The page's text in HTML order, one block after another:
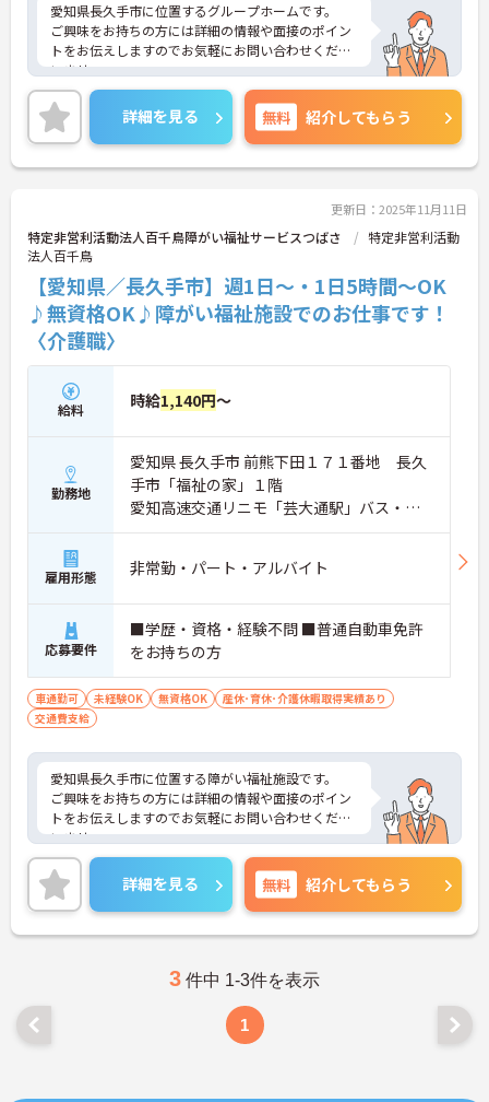
愛知県長久手市に位置するグループホームです。
ご興味をお持ちの方には詳細の情報や面接のポイン
トをお伝えしますのでお気軽にお問い合わせくださ
いませ。
詳細を見る 無料 紹介してもらう
更新日：2025年11月11日
特定非営利活動法人百千鳥障がい福祉サービスつばさ
特定非営利活動
法人百千鳥
【愛知県／長久手市】週1日～・1日5時間～OK
♪無資格OK♪障がい福祉施設でのお仕事です！
〈介護職〉
給料 時給1,140円～
勤務地
愛知県 長久手市 前熊下田１７１番地 長久
手市「福祉の家」１階
愛知高速交通リニモ「芸大通駅」バス・車4
分
雇用形態 非常勤・パート・アルバイト
応募要件
■学歴・資格・経験不問 ■普通自動車免許
をお持ちの方
車通勤可 未経験OK 無資格OK
産休･育休･介護休暇取得実績あり
交通費支給
愛知県長久手市に位置する障がい福祉施設です。
ご興味をお持ちの方には詳細の情報や面接のポイン
トをお伝えしますのでお気軽にお問い合わせくださ
いませ。
詳細を見る 無料 紹介してもらう
3 件中 1-3件を表示
1